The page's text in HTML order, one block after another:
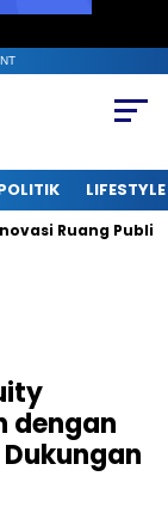
LIFESTYLE
Ruang Publik
dengan